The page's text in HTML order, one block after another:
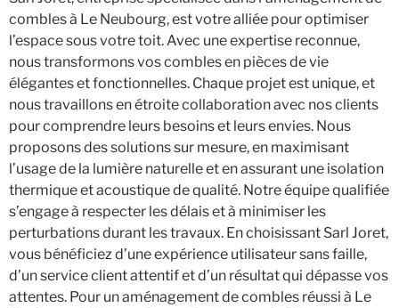
combles à Le Neubourg, est votre alliée pour optimiser
l’espace sous votre toit. Avec une expertise reconnue,
nous transformons vos combles en pièces de vie
élégantes et fonctionnelles. Chaque projet est unique, et
nous travaillons en étroite collaboration avec nos clients
pour comprendre leurs besoins et leurs envies. Nous
proposons des solutions sur mesure, en maximisant
l’usage de la lumière naturelle et en assurant une isolation
thermique et acoustique de qualité. Notre équipe qualifiée
s’engage à respecter les délais et à minimiser les
perturbations durant les travaux. En choisissant Sarl Joret,
vous bénéficiez d’une expérience utilisateur sans faille,
d’un service client attentif et d’un résultat qui dépasse vos
attentes. Pour un aménagement de combles réussi à Le